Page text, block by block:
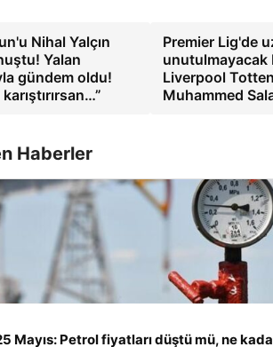
Nihal Yalçın
Yalan
gündem oldu!
Premier Lig'de
unutulmayacak
Liverpool
Muhammed
Haberler
Mayıs: Petrol fiyatları düştü mü, ne